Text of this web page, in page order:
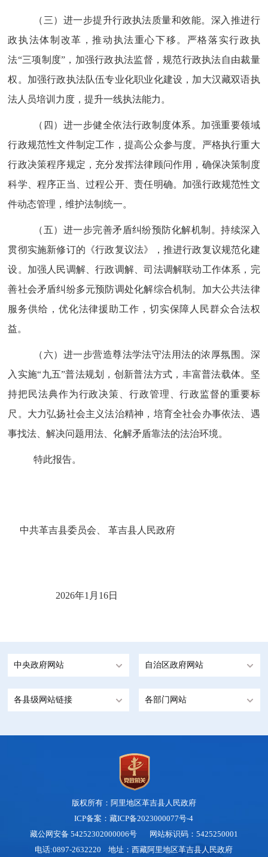
（三）进一步提升行政执法质量和效能。 深入推进行
政执法体制改革，推动执法重心下移。严格落实行政执
法“三项制度” ，加强行政执法监督，规范行政执法自由裁量
权。加强行政执法队伍专业化职业化建设，加大汉藏双语执
法人员培训力度，提升一线执法能力。
（四）进一步健全依法行政制度体系。 加强重要领域
行政规范性文件制定工作，提高公众参与度。严格执行重大
行政决策程序规定，充分发挥法律顾问作用，确保决策制度
科学、程序正当、过程公开、责任明确。加强行政规范性文
件动态管理，维护法制统一。
（五）进一步完善矛盾纠纷预防化解机制。持续深入
贯彻实施新修订的《行政复议法》，推进行政复议规范化建
设。加强人民调解、行政调解、司法调解联动工作体系，完
善社会矛盾纠纷多元预防调处化解综合机制。加大公共法律
服务供给，优化法律援助工作，切实保障人民群众合法权
益。
（六）进一步营造尊法学法守法用法的浓厚氛围。 深
入实施“九五”普法规划，创新普法方式，丰富普法载体。坚
持把民法典作为行政决策、行政管理、行政监督的重要标
尺。大力弘扬社会主义法治精神，培育全社会办事依法、遇
事找法、解决问题用法、化解矛盾靠法的法治环境。
特此报告。
中共革吉县委员会、 革吉县 人民政府
2026年1 月 16日
中央政府网站 自治区政府网站
各县级网站链接 各部门网站
版权所有：阿里地区革吉县人民政府
ICP备案：藏ICP备2023000077号-4
藏公网安备 54252302000006号网站标识码：5425250001
电话:0897-2632220 地址：西藏阿里地区革吉县人民政府